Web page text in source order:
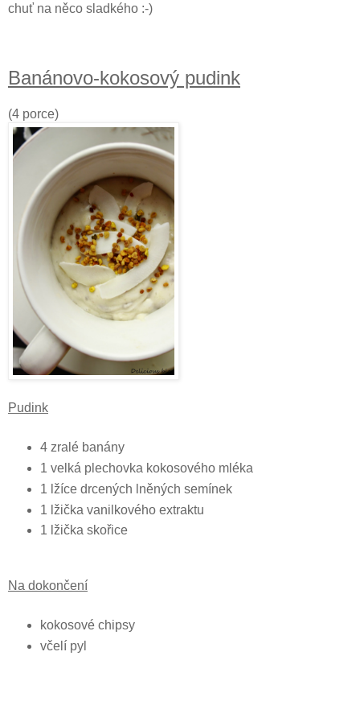
chuť na něco sladkého :-)
Banánovo-kokosový pudink
(4 porce)
Pudink
4 zralé banány
1 velká plechovka kokosového mléka
1 lžíce drcených lněných semínek
1 lžička vanilkového extraktu
1 lžička skořice
Na dokončení
kokosové chipsy
včelí pyl